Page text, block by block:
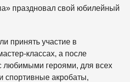
праздновал свой юбилейный
принять участие в
классах, а после
любимыми героями, для всех
спортивные акробаты,